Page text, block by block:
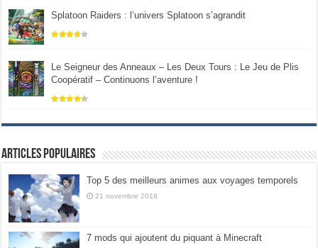
Splatoon Raiders : l’univers Splatoon s’agrandit
Le Seigneur des Anneaux – Les Deux Tours : Le Jeu de Plis
Coopératif – Continuons l’aventure !
Articles populaires
Top 5 des meilleurs animes aux voyages temporels
21 novembre 2018
7 mods qui ajoutent du piquant à Minecraft